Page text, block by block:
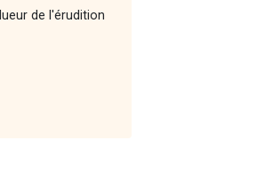
de l'érudition